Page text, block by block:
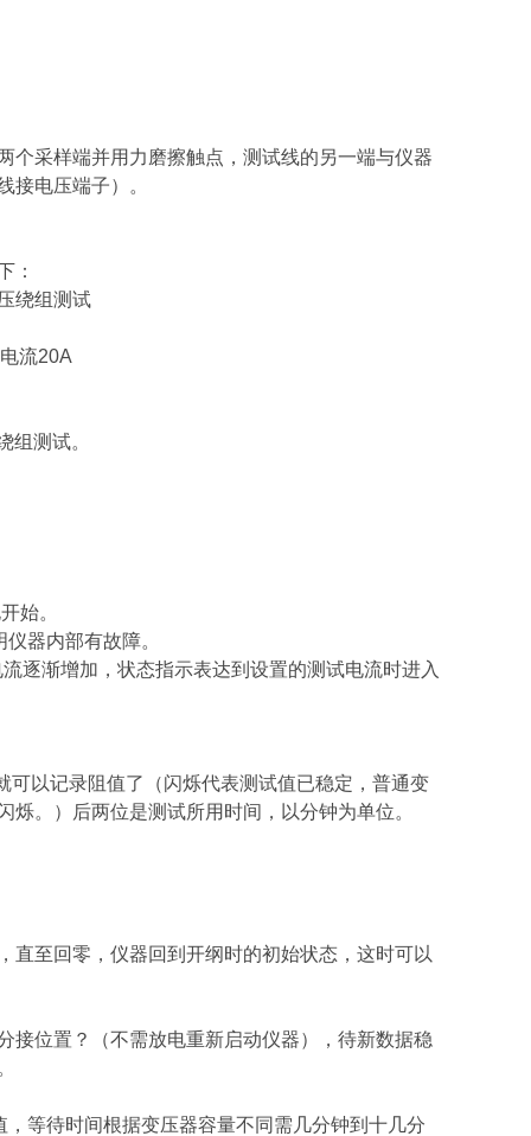
个采样端并用力磨擦触点，测试线的另一端与仪器
接电压端子）。
：
绕组测试
流20A
组测试。
始。
器内部有故障。
逐渐增加，状态指示表达到设置的测试电流时进入
以记录阻值了（闪烁代表测试值已稳定，普通变
。）后两位是测试所用时间，以分钟为单位。
直至回零，仪器回到开纲时的初始状态，这时可以
接位置？（不需放电重新启动仪器），待新数据稳
等待时间根据变压器容量不同需几分钟到十几分